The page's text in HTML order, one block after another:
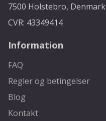
7500 Holstebro, Denmark
CVR: 43349414
Information
FAQ
Regler og betingelser
Blog
Kontakt